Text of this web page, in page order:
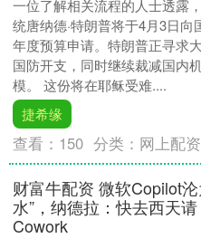
一位了解相关流程的人士透露
统唐纳德·特朗普将于4月3日向
年度预算申请。特朗普正寻求
国防开支，同时继续裁减国内
模。 这份将在耶稣受难....
捷希缘
查看： 150 分类： 网上配
财富牛配资 微软Copilot沦
水”，纳德拉：快去西天请
Cowork